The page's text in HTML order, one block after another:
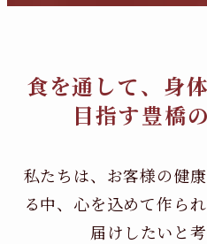
食を通して、身
目指す豊橋
私たちは、お客様の健
る中、 心を込めて作ら
届けしたいと考